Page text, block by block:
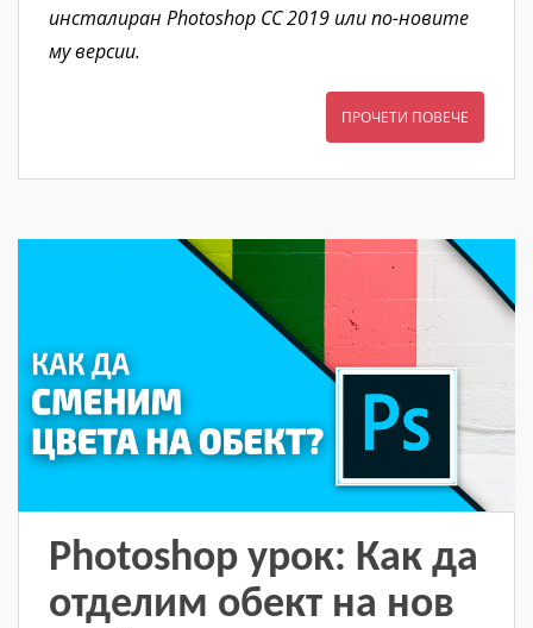
инсталиран Photoshop CC 2019 или по-новите
му версии.
ПРОЧЕТИ ПОВЕЧЕ
Photoshop урок: Как да
отделим обект на нов